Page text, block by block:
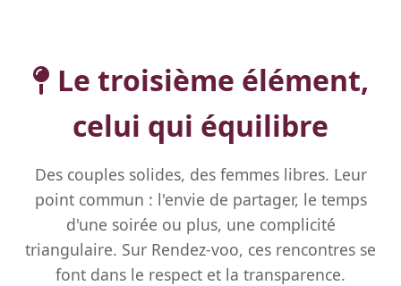
Le troisième élément,
celui qui équilibre
Des couples solides, des femmes libres. Leur
point commun : l'envie de partager, le temps
d'une soirée ou plus, une complicité
triangulaire. Sur Rendez-voo, ces rencontres se
font dans le respect et la transparence.